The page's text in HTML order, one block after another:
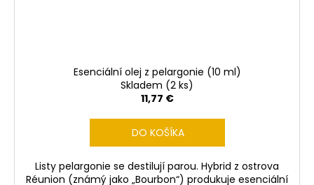
Esenciální olej z pelargonie (10 ml)
Skladem (2 ks)
11,77 €
DO KOŠÍKA
Listy pelargonie se destilují parou. Hybrid z ostrova
Réunion (známý jako „Bourbon“) produkuje esenciální